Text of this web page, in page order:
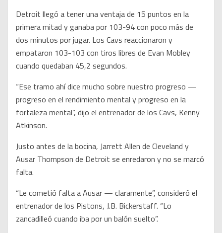
Detroit llegó a tener una ventaja de 15 puntos en la
primera mitad y ganaba por 103-94 con poco más de
dos minutos por jugar. Los Cavs reaccionaron y
empataron 103-103 con tiros libres de Evan Mobley
cuando quedaban 45,2 segundos.
“Ese tramo ahí dice mucho sobre nuestro progreso —
progreso en el rendimiento mental y progreso en la
fortaleza mental”, dijo el entrenador de los Cavs, Kenny
Atkinson.
Justo antes de la bocina, Jarrett Allen de Cleveland y
Ausar Thompson de Detroit se enredaron y no se marcó
falta.
“Le cometió falta a Ausar — claramente”, consideró el
entrenador de los Pistons, J.B. Bickerstaff. “Lo
zancadilleó cuando iba por un balón suelto”.